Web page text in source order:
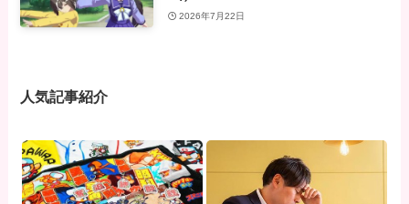
2026年7月22日
人気記事紹介